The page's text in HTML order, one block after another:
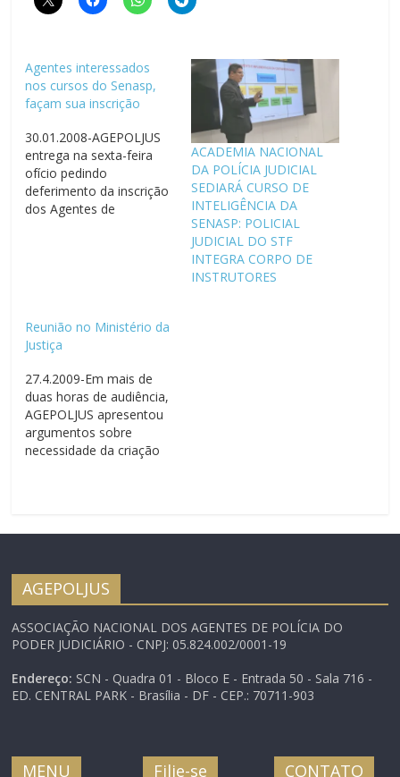
Agentes interessados
nos cursos do Senasp,
façam sua inscrição
30.01.2008-AGEPOLJUS
entrega na sexta-feira
ofício pedindo
deferimento da inscrição
dos Agentes de
Nacional de Segurança
Pública (Senasp) devem
quinta-feira em um dos
cursos pelo endereço…
ACADEMIA NACIONAL
DA POLÍCIA JUDICIAL
SEDIARÁ CURSO DE
INTELIGÊNCIA DA
SENASP: POLICIAL
JUDICIAL DO STF
INTEGRA CORPO DE
INSTRUTORES
Reunião no Ministério da
Justiça
27.4.2009-Em mais de
duas horas de audiência,
AGEPOLJUS apresentou
argumentos sobre
necessidade da criação
Política Judiciária da
Secretaria da Reforma
Lorenzoni. Os Diretores
buscaram uma posição
AGEPOLJUS
ASSOCIAÇÃO NACIONAL DOS AGENTES DE POLÍCIA DO
PODER JUDICIÁRIO - CNPJ: 05.824.002/0001-19
Endereço: SCN - Quadra 01 - Bloco E - Entrada 50 - Sala 716 -
ED. CENTRAL PARK - Brasília - DF - CEP.: 70711-903
MENU Filie-se CONTATO